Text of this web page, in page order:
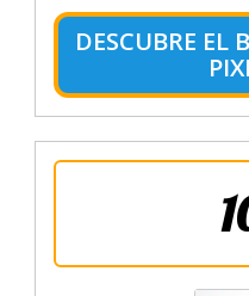
DESCUBRE EL